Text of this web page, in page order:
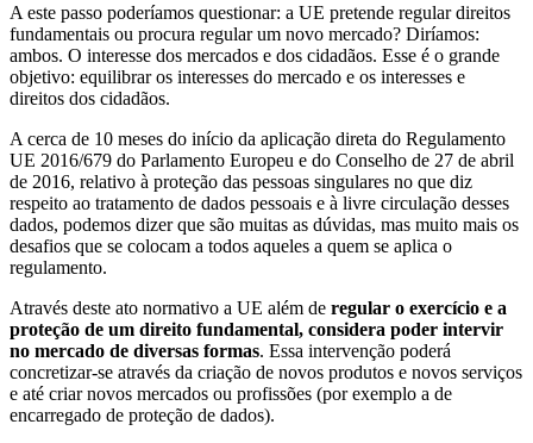
A este passo poderíamos questionar: a UE pretende regular direitos
fundamentais ou procura regular um novo mercado? Diríamos:
ambos. O interesse dos mercados e dos cidadãos. Esse é o grande
objetivo: equilibrar os interesses do mercado e os interesses e
direitos dos cidadãos.
A cerca de 10 meses do início da aplicação direta do Regulamento
UE 2016/679 do Parlamento Europeu e do Conselho de 27 de abril
de 2016, relativo à proteção das pessoas singulares no que diz
respeito ao tratamento de dados pessoais e à livre circulação desses
dados, podemos dizer que são muitas as dúvidas, mas muito mais os
desafios que se colocam a todos aqueles a quem se aplica o
regulamento.
Através deste ato normativo a UE além de regular o exercício e a
proteção de um direito fundamental, considera poder intervir
no mercado de diversas formas. Essa intervenção poderá
concretizar-se através da criação de novos produtos e novos serviços
e até criar novos mercados ou profissões (por exemplo a de
encarregado de proteção de dados).